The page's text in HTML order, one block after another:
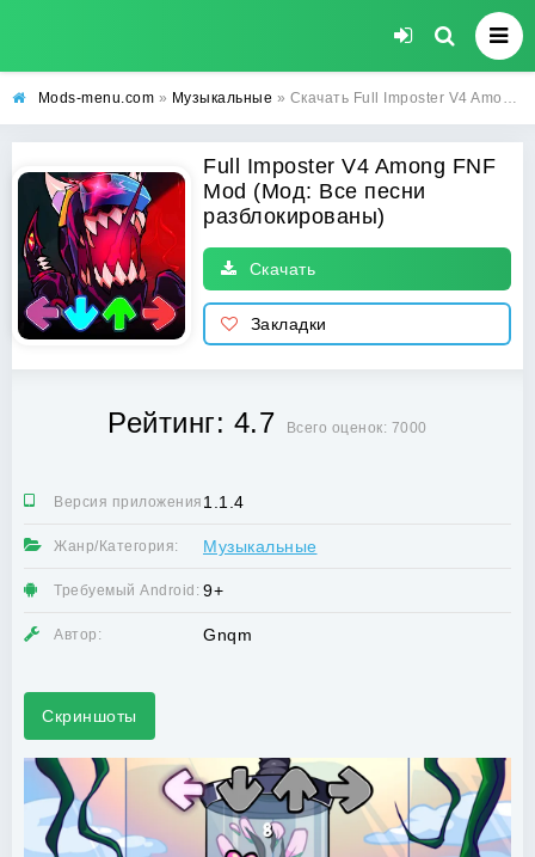
Mods-menu.com » Музыкальные » Скачать Full Imposter V4 Among FNF Mod взлом (Все песни разблокированы) на андроид бесплатно
Full Imposter V4 Among FNF
Mod (Мод: Все песни
разблокированы)
Скачать
Закладки
Рейтинг: 4.7 Всего оценок: 7000
Версия приложения:1.1.4
Жанр/Категория: Музыкальные
Требуемый Android: 9+
Автор: Gnqm
Скриншоты